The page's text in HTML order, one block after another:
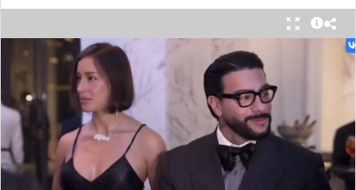
Валентина Иванова, избранница рэпера Тимати,
публично ответила на бестактный вопрос о
своем решении родить ребенка вне
официального брака. Ее резкая реакция стала
первым косвенным подтверждением слухов о
рождении дочери, ранее распространяемых
изданием «СтарХит».
Хотя сама звездная пара официально не
объявляла о пополнении, поклонники уже